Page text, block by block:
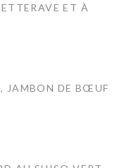
ET À
JAMBON DE BŒUF